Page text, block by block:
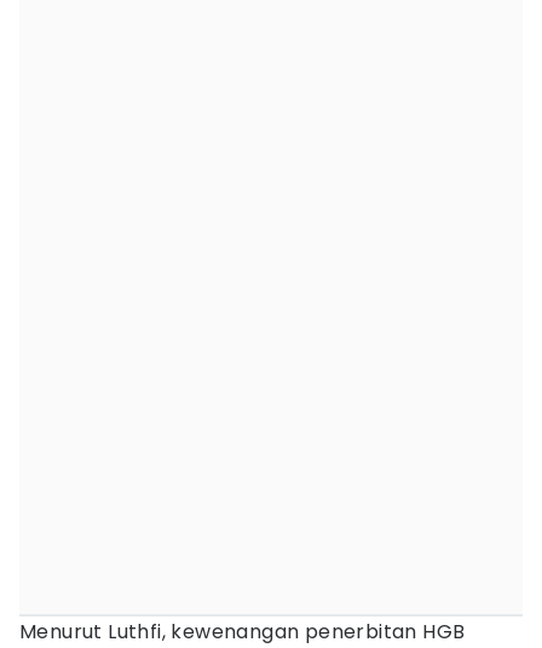
Menurut Luthfi, kewenangan penerbitan HGB